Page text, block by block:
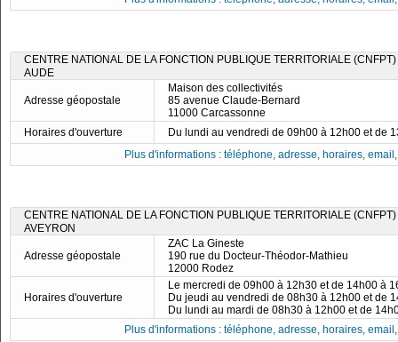
CENTRE NATIONAL DE LA FONCTION PUBLIQUE TERRITORIALE
AUDE
Adresse géopostale
Maison des collectivités
85 avenue Claude-Bernard
11000 Carcassonne
Horaires d'ouverture
Du lundi au vendredi de 09h00 à 12h00 et de
Plus d'informations : téléphone, adresse, horaires,
CENTRE NATIONAL DE LA FONCTION PUBLIQUE TERRITORIALE
AVEYRON
Adresse géopostale
ZAC La Gineste
190 rue du Docteur-Théodor-Mathieu
12000 Rodez
Horaires d'ouverture
Le mercredi de 09h00 à 12h30 et de 14h00 à
Du jeudi au vendredi de 08h30 à 12h00 et de
Du lundi au mardi de 08h30 à 12h00 et de
Plus d'informations : téléphone, adresse, horaires,